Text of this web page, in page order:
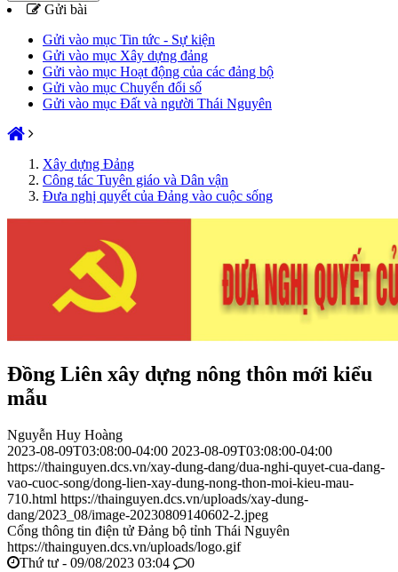
Gửi bài
Gửi vào mục Tin tức - Sự kiện
Gửi vào mục Xây dựng đảng
Gửi vào mục Hoạt động của các đảng bộ
Gửi vào mục Chuyển đổi số
Gửi vào mục Đất và người Thái Nguyên
Xây dựng Đảng
Công tác Tuyên giáo và Dân vận
Đưa nghị quyết của Đảng vào cuộc sống
Đồng Liên xây dựng nông thôn mới kiểu
mẫu
Nguyễn Huy Hoàng
2023-08-09T03:08:00-04:00 2023-08-09T03:08:00-04:00
https://thainguyen.dcs.vn/xay-dung-dang/dua-nghi-quyet-cua-dang-
vao-cuoc-song/dong-lien-xay-dung-nong-thon-moi-kieu-mau-
710.html https://thainguyen.dcs.vn/uploads/xay-dung-
dang/2023_08/image-20230809140602-2.jpeg
Cổng thông tin điện tử Đảng bộ tỉnh Thái Nguyên
https://thainguyen.dcs.vn/uploads/logo.gif
Thứ tư - 09/08/2023 03:04
0